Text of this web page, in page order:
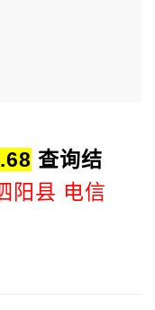
查询结
阳县 电信